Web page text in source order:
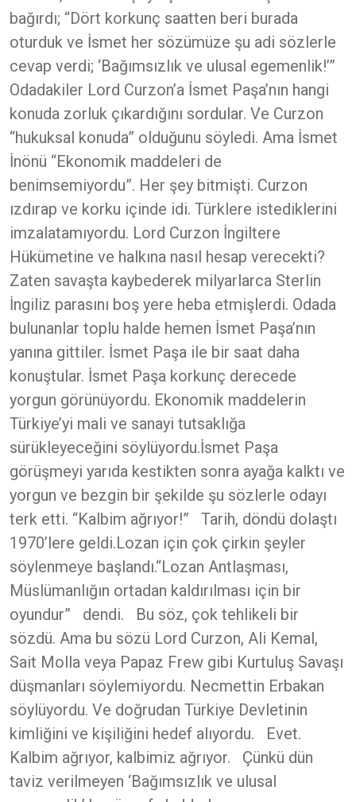
bağırdı; “Dört korkunç saatten beri burada
oturduk ve İsmet her sözümüze şu adi sözlerle
cevap verdi; ‘Bağımsızlık ve ulusal egemenlik!’”
Odadakiler Lord Curzon’a İsmet Paşa’nın hangi
konuda zorluk çıkardığını sordular. Ve Curzon
“hukuksal konuda” olduğunu söyledi. Ama İsmet
İnönü “Ekonomik maddeleri de
benimsemiyordu”. Her şey bitmişti. Curzon
ızdırap ve korku içinde idi. Türklere istediklerini
imzalatamıyordu. Lord Curzon İngiltere
Hükümetine ve halkına nasıl hesap verecekti?
Zaten savaşta kaybederek milyarlarca Sterlin
İngiliz parasını boş yere heba etmişlerdi. Odada
bulunanlar toplu halde hemen İsmet Paşa’nın
yanına gittiler. İsmet Paşa ile bir saat daha
konuştular. İsmet Paşa korkunç derecede
yorgun görünüyordu. Ekonomik maddelerin
Türkiye’yi mali ve sanayi tutsaklığa
sürükleyeceğini söylüyordu.İsmet Paşa
görüşmeyi yarıda kestikten sonra ayağa kalktı ve
yorgun ve bezgin bir şekilde şu sözlerle odayı
terk etti. “Kalbim ağrıyor!” Tarih, döndü dolaştı
1970’lere geldi.Lozan için çok çirkin şeyler
söylenmeye başlandı.“Lozan Antlaşması,
Müslümanlığın ortadan kaldırılması için bir
oyundur” dendi. Bu söz, çok tehlikeli bir
sözdü. Ama bu sözü Lord Curzon, Ali Kemal,
Sait Molla veya Papaz Frew gibi Kurtuluş Savaşı
düşmanları söylemiyordu. Necmettin Erbakan
söylüyordu. Ve doğrudan Türkiye Devletinin
kimliğini ve kişiliğini hedef alıyordu. Evet.
Kalbim ağrıyor, kalbimiz ağrıyor. Çünkü dün
taviz verilmeyen ‘Bağımsızlık ve ulusal